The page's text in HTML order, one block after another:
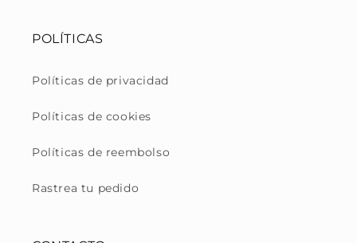
POLÍTICAS
Políticas de privacidad
Políticas de cookies
Políticas de reembolso
Rastrea tu pedido